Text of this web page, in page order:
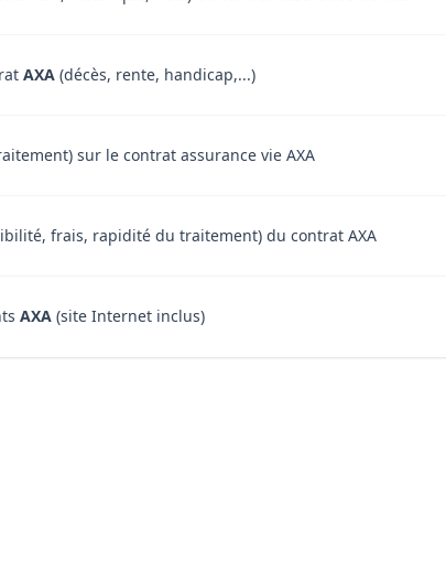
AXA (décès, rente, handicap,...)
sur le contrat assurance vie AXA
frais, rapidité du traitement) du contrat AXA
AXA (site Internet inclus)